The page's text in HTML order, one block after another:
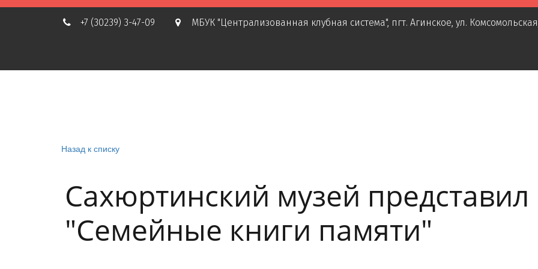
+7 (30239) 3-47-09 МБУК "Централизованная клубная система", пгт. Агинское, ул.
Назад к списку
Сахюртинский музей представил
"Семейные книги памяти"